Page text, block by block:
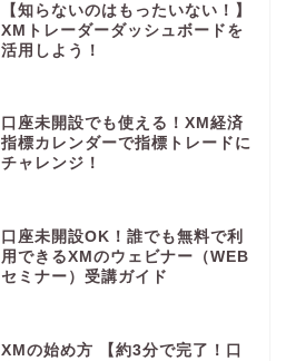
【知らないのはもったいない！】
XMトレーダーダッシュボードを
活用しよう！
口座未開設でも使える！XM経済
指標カレンダーで指標トレードに
チャレンジ！
口座未開設OK！誰でも無料で利
用できるXMのウェビナー（WEB
セミナー）受講ガイド
XMの始め方 【約3分で完了！口